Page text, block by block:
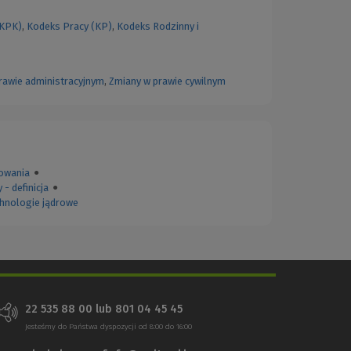
, Kodeks Pracy (KP), Kodeks Rodzinny i
administracyjnym, Zmiany w prawie cywilnym
●
- definicja ●
jądrowe
22 535 88 00 lub 801 04 45 45
Jesteśmy do Państwa dyspozycji od 8:00 do 16:00